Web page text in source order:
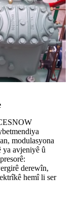
modulasyona
ya avjeniyê û
derewîn,
hemî li ser